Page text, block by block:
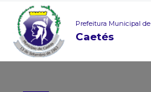
Prefeitura Municipal de
Caetés